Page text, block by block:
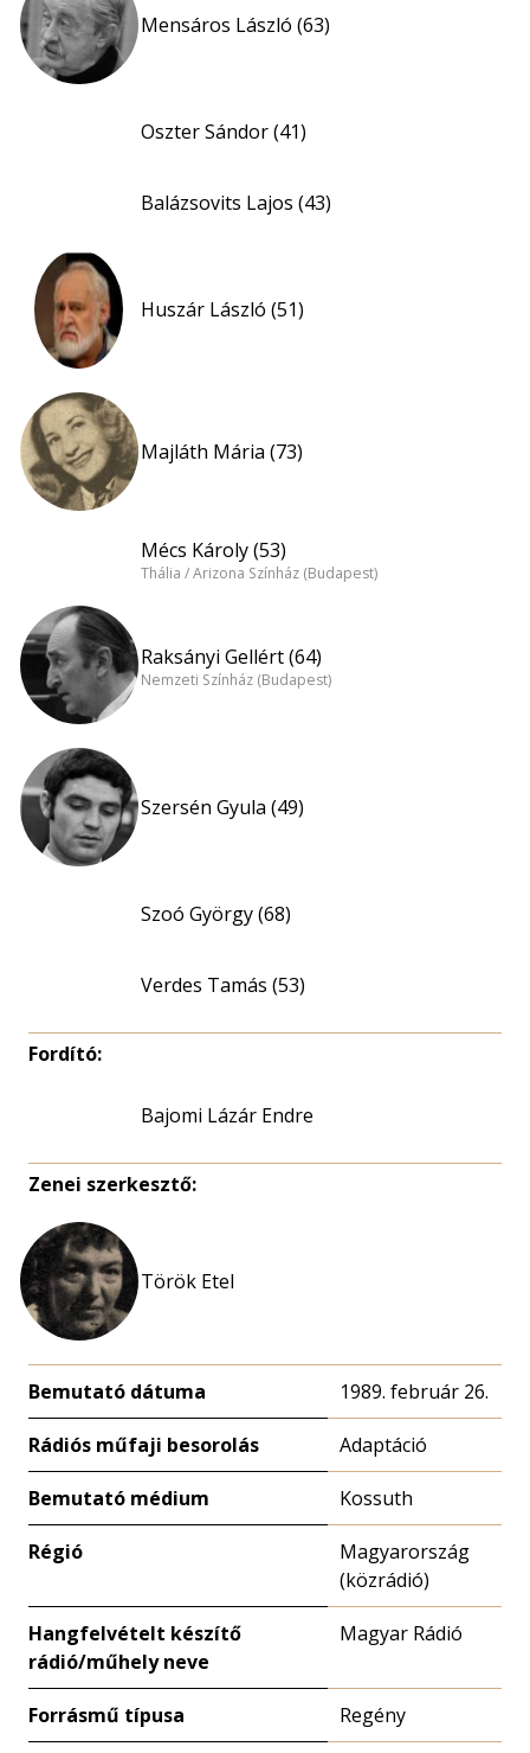
Mensáros László (63)
Oszter Sándor (41)
Balázsovits Lajos (43)
Huszár László (51)
Majláth Mária (73)
Mécs Károly (53)
Thália / Arizona Színház (Budapest)
Raksányi Gellért (64)
Nemzeti Színház (Budapest)
Szersén Gyula (49)
Szoó György (68)
Verdes Tamás (53)
Fordító:
Bajomi Lázár Endre
Zenei szerkesztő:
Török Etel
Bemutató dátuma 1989. február 26.
Rádiós műfaji besorolás Adaptáció
Bemutató médium Kossuth
Régió
Magyarország
(közrádió)
Hangfelvételt készítő
rádió/műhely neve
Magyar Rádió
Forrásmű típusa Regény